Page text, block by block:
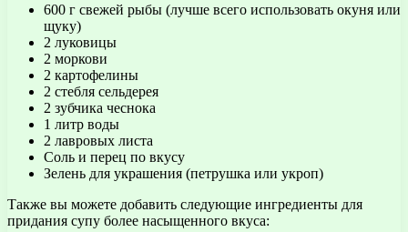
600 г свежей рыбы (лучше всего использовать окуня или
щуку)
2 луковицы
2 моркови
2 картофелины
2 стебля сельдерея
2 зубчика чеснока
1 литр воды
2 лавровых листа
Соль и перец по вкусу
Зелень для украшения (петрушка или укроп)
Также вы можете добавить следующие ингредиенты для
придания супу более насыщенного вкуса: